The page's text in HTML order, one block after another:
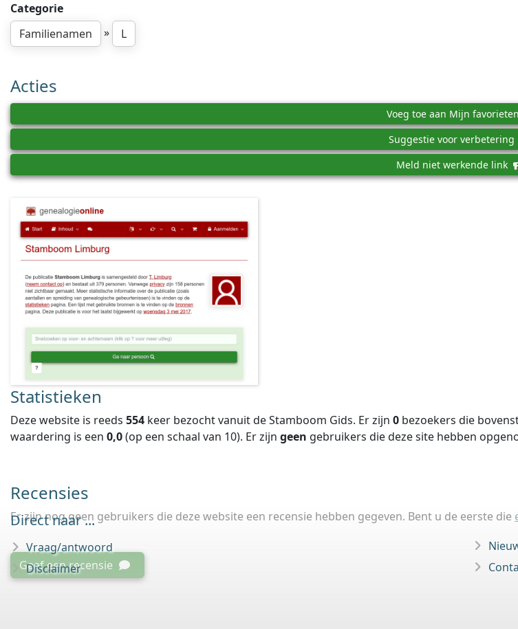
Categorie
Familienamen
» L
Acties
Voeg toe aan Mijn
Suggestie voor verbetering
Meld niet werkende link
Statistieken
Deze website is reeds 554 keer bezocht vanuit de Stamboom Gids. Er zijn 0 bezoekers die
waardering is een 0,0(op een schaal van 10). Er zijn geen gebruikers die deze site hebben
Recensies
Er zijn nog geen gebruikers die deze website een recensie hebben gegeven. Bent u de eerste die
Geef een recensie
Direct naar ...
Vraag/antwoord
Disclaimer